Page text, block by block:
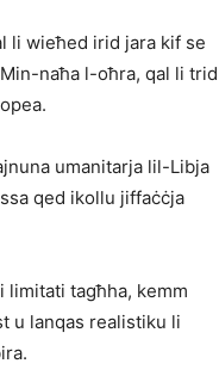
li wieħed irid jara kif se
naħa l-oħra, qal li trid
umanitarja lil-Libja
qed ikollu jiffaċċja
limitati tagħha, kemm
u lanqas realistiku li